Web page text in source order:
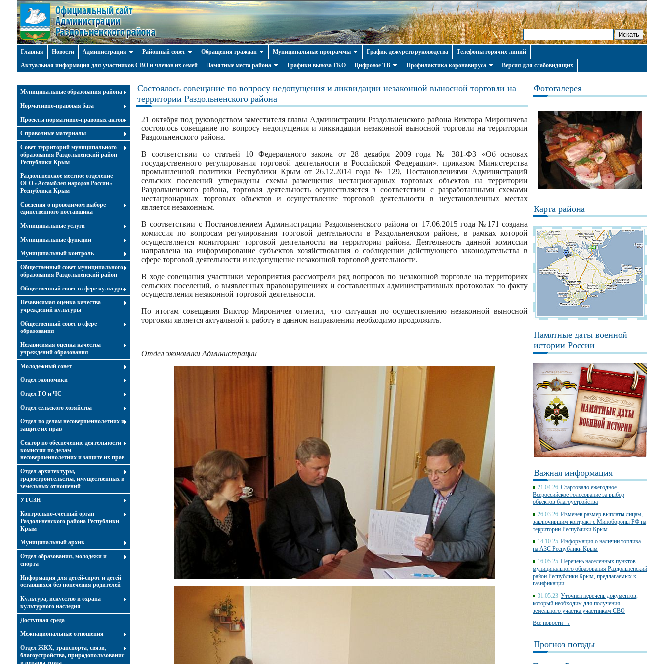
Главная Новости Администрация Районный совет Обращения граждан Муниципальные программы График дежурств руководства
Телефоны горячих линий
Актуальная информация для участников СВО и членов их семей
Памятные места района Графики вывоза ТКО Цифровое ТВ Профилактика коронавируса Версия для слабовидящих
Муниципальные образования района
Нормативно-правовая база
Проекты нормативно-правовых актов
Справочные материалы
Совет территорий муниципального
образования Раздольненский район
Республики Крым
Раздольненское местное отделение
ОГО «Ассамблея народов России»
Республики Крым
Cведения о проводимом выборе
единственного поставщика
Муниципальные услуги
Муниципальные функции
Муниципальный контроль
Общественный совет муниципального
образования Раздольненский район
Общественный совет в сфере культуры
Независимая оценка качества
учреждений культуры
Общественный совет в сфере
образования
Независимая оценка качества
учреждений образования
Молодежный совет
Отдел экономики
Отдел ГО и ЧС
Отдел сельского хозяйства
Отдел по делам несовершеннолетних и
защите их прав
Сектор по обеспечению деятельности
комиссии по делам
несовершеннолетних и защите их прав
Отдел архитектуры,
градостроительства, имущественных и
земельных отношений
УТСЗН
Контрольно-счетный орган
Раздольненского района Республики
Крым
Муниципальный архив
Отдел образования, молодежи и
спорта
Информация для детей-сирот и детей
оставшихся без попечения родителей
Культура, искусство и охрана
культурного наследия
Доступная среда
Межнациональные отношения
Отдел ЖКХ, транспорта, связи,
благоустройства, природопользования
и охраны труда
Cостоялось совещание по вопросу недопущения и ликвидации незаконной выносной торговли на
территории Раздольненского района
21 октября под руководством заместителя главы Администрации Раздольненского района Виктора Мироничева
состоялось совещание по вопросу недопущения и ликвидации незаконной выносной торговли на территории
Раздольненского района.
В соответствии со статьей 10 Федерального закона от 28 декабря 2009 года № 381-ФЗ «Об основах
государственного регулирования торговой деятельности в Российской Федерации», приказом Министерства
промышленной политики Республики Крым от 26.12.2014 года № 129, Постановлениями Администраций
сельских поселений утверждены схемы размещения нестационарных торговых объектов на территории
Раздольненского района, торговая деятельность осуществляется в соответствии с разработанными схемами
нестационарных торговых объектов и осуществление торговой деятельности в неустановленных местах
является незаконным.
В соответствии с Постановлением Администрации Раздольненского района от 17.06.2015 года №171 создана
комиссия по вопросам регулирования торговой деятельности в Раздольненском районе, в рамках которой
осуществляется мониторинг торговой деятельности на территории района. Деятельность данной комиссии
направлена на информирование субъектов хозяйствования о соблюдении действующего законодательства в
сфере торговой деятельности и недопущение незаконной торговой деятельности.
В ходе совещания участники мероприятия рассмотрели ряд вопросов по незаконной торговле на территориях
сельских поселений, о выявленных правонарушениях и составленных административных протоколах по факту
осуществления незаконной торговой деятельности.
По итогам совещания Виктор Мироничев отметил, что ситуация по осуществлению незаконной выносной
торговли является актуальной и работу в данном направлении необходимо продолжить.
Отдел экономики Администрации
Фотогалерея
Карта района
Памятные даты военной
истории России
Важная информация
21.04.26 Стартовало ежегодное
Всероссийское голосование за выбор
объектов благоустройства
26.03.26 Изменен размер выплаты лицам,
заключившим контракт с Минобороны РФ на
территории Республики Крым
14.10.25 Информация о наличии топлива
на АЗС Республики Крым
16.05.25 Перечень населенных пунктов
муниципального образования Раздольненский
район Республики Крым, предлагаемых к
газификации
31.05.23 Уточнен перечень документов,
который необходим для получения
земельного участка участникам СВО
Все новости →
Прогноз погоды